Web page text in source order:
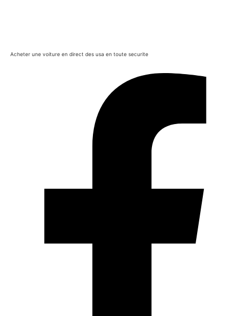
Acheter une voiture en direct des usa en toute securite